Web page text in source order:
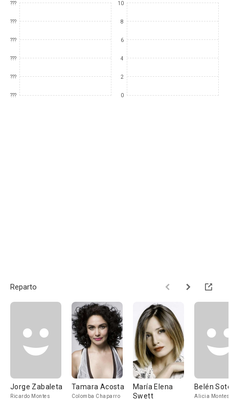
???
???
???
???
???
???
10
8
6
4
2
0
Reparto
Jorge Zabaleta
Ricardo Montes
Tamara Acosta
Colomba Chaparro
María Elena
Swett
Belén
Alicia